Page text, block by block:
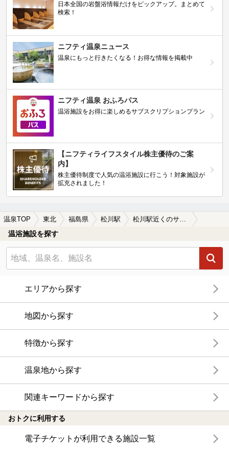
日本全国の岩盤浴情報だけをピックアップ。まとめて
検索！
ニフティ温泉ニュース
温泉にもっと行きたくなる！お得な情報を掲載中
ニフティ温泉 おふろパス
温浴施設をお得に楽しめるサブスクリプションプラン
【ニフティライフスタイル株主優待のご案
内】
株主優待制度で人気の温浴施設に行こう！対象施設が
拡充されました！
温泉TOP 東北 福島県 松川駅 松川駅近くのサウナ施設おすすめ(2026年版)
温浴施設を探す
エリアから探す
地図から探す
特徴から探す
温泉地から探す
関連キーワードから探す
おトクに利用する
電子チケットが利用できる施設一覧